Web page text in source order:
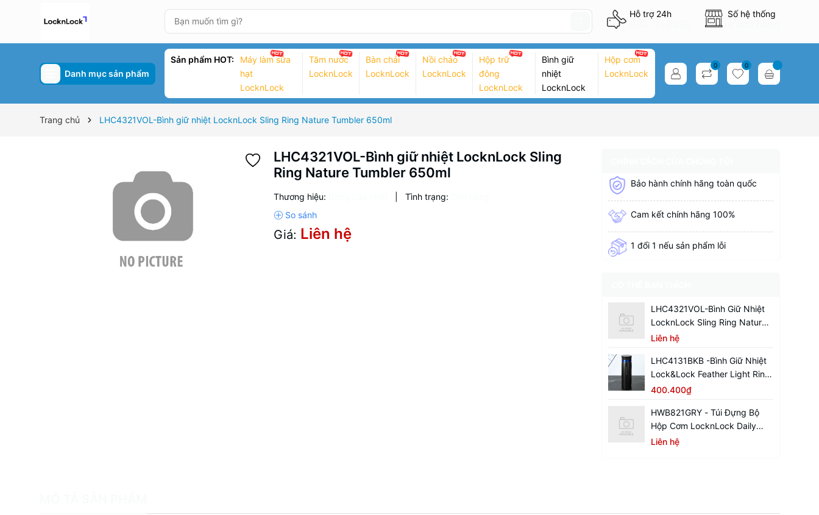
Hỗ trợ 24h Số hệ thống
Danh mục sản phẩm
Sản phẩm HOT:
Máy làm sữa
hạt
LocknLock
Tăm nước
LocknLock
Bàn chải
LocknLock
Nồi chảo
LocknLock
Hộp trữ
đông
LocknLock
Bình giữ
nhiệt
LocknLock
Hộp cơm
LocknLock
0 0
Trang chủ LHC4321VOL-Bình giữ nhiệt LocknLock Sling Ring Nature Tumbler 650ml
LHC4321VOL-Bình giữ nhiệt LocknLock Sling
Ring Nature Tumbler 650ml
Thương hiệu: Tình trạng:
Giá: Liên hệ
Bảo hành chính hãng toàn quốc
Cam kết chính hãng 100%
1 đổi 1 nếu sản phẩm lỗi
LHC4321VOL-Bình Giữ Nhiệt
LocknLock Sling Ring Nature
Tumbler 650ml
Liên hệ
LHC4131BKB -Bình Giữ Nhiệt
Lock&Lock Feather Light Ring
450ml - Màu Đen / Xanh
400.400₫
HWB821GRY - Túi Đựng Bộ
Hộp Cơm LocknLock Daily
Cooler - Màu Xám
Liên hệ